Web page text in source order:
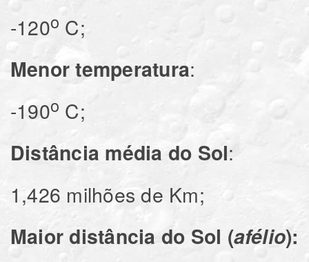
-120o C;
Menor temperatura
-190o C;
Distância média do Sol
1,426 milhões de Km;
Maior distância do Sol (afélio):